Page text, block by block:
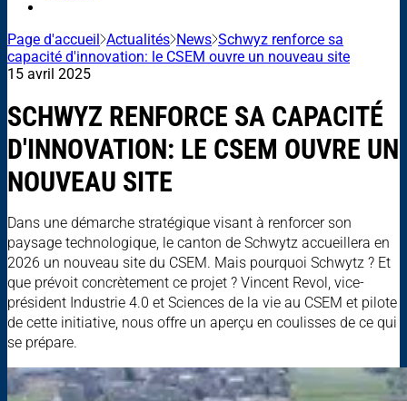
Page d'accueil Actualités News Schwyz renforce sa
capacité d'innovation: le CSEM ouvre un nouveau site
15 avril 2025
SCHWYZ RENFORCE SA CAPACITÉ
D'INNOVATION: LE CSEM OUVRE UN
NOUVEAU SITE
Dans une démarche stratégique visant à renforcer son
paysage technologique, le canton de Schwytz accueillera en
2026 un nouveau site du CSEM. Mais pourquoi Schwytz ? Et
que prévoit concrètement ce projet ? Vincent Revol, vice-
président Industrie 4.0 et Sciences de la vie au CSEM et pilote
de cette initiative, nous offre un aperçu en coulisses de ce qui
se prépare.